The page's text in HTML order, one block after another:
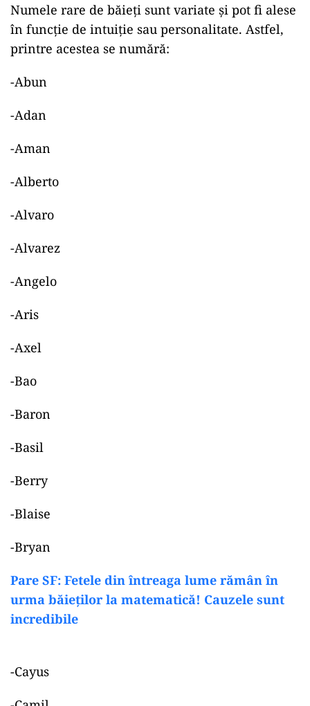
Numele rare de băieți sunt variate și pot fi alese
în funcție de intuiție sau personalitate. Astfel,
printre acestea se numără:
-Abun
-Adan
-Aman
-Alberto
-Alvaro
-Alvarez
-Angelo
-Aris
-Axel
-Bao
-Baron
-Basil
-Berry
-Blaise
-Bryan
Pare SF: Fetele din întreaga lume rămân în
urma băieților la matematică! Cauzele sunt
incredibile
-Cayus